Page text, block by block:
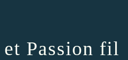
Passion fil